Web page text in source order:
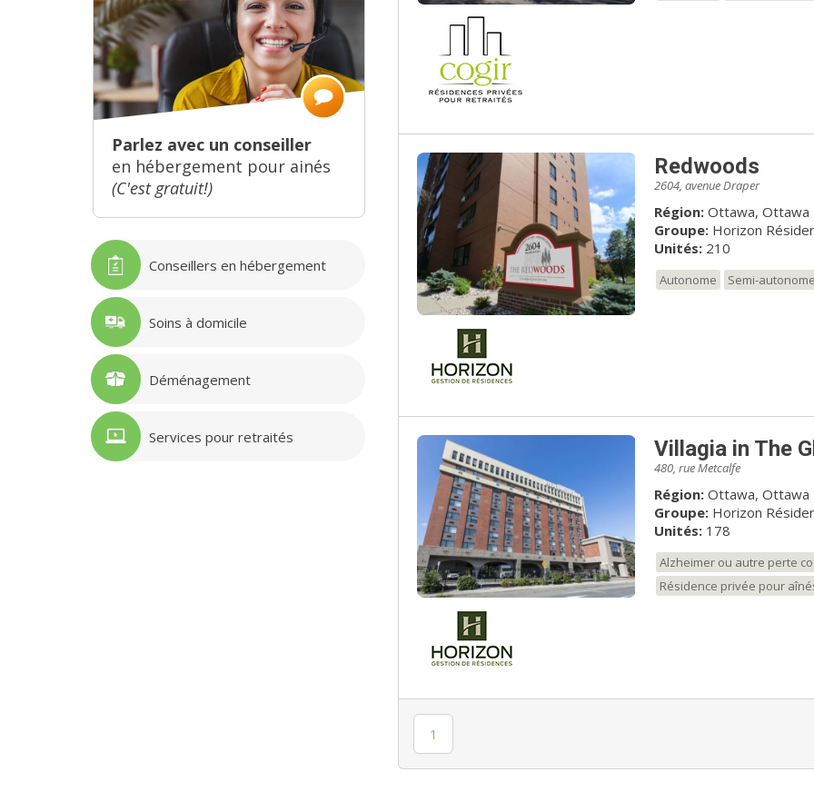
Parlez avec un conseiller
en hébergement pour ainés
(C'est gratuit!)
Conseillers en hébergement
Soins à domicile
Déménagement
Services pour retraités
Redwoods
2604, avenue Draper
Région: Ottawa, Ottawa
Groupe: Horizon
Unités:210
Autonome Semi-
Villagia in The
480, rue Metcalfe
Région: Ottawa, Ottawa
Groupe: Horizon
Unités:178
Alzheimer ou autre perte
Résidence privée pour
1